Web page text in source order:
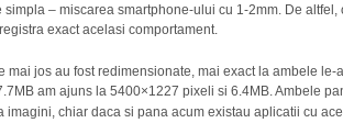
– miscarea smartphone-ului cu 1-2mm. De
exact acelasi comportament.
mai jos au fost redimensionate, mai exact la ambele le-
am ajuns la 5400×1227 pixeli si 6.4MB. Ambele
imagini, chiar daca si pana acum existau aplicatii cu